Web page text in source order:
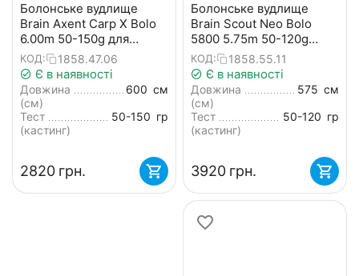
Болонське вудлище
Brain Axent Carp X Bolo
6.00m 50-150g для
бічного ківка
(телескопічне, з
кільцями) + чохол та
захист на кільця
КОД: 1858.47.06
Є в наявності
Довжина
(см)
600 см
Тест
(кастинг)
50-150 гр
‍2820‍ грн.
Болонське вудлище
Brain Scout Neo Bolo
5800 5.75m 50-120g
(телескопічне, з
кільцями) + чохол та
захист на кільця
КОД: 1858.55.11
Є в наявності
Довжина
(см)
575 см
Тест
(кастинг)
50-120 гр
‍3920‍ грн.